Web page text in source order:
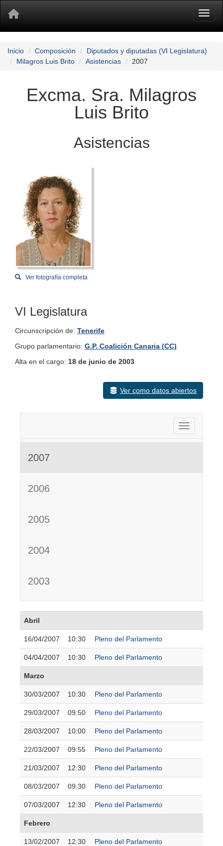
Inicio Composición
Diputados y diputadas (VI Legislatura)
Milagros Luis Brito
Asistencias 2007
Excma. Sra. Milagros
Luis Brito
Asistencias
Ver fotografía completa
VI Legislatura
Circunscripción de: Tenerife
Grupo parlamentario: G.P. Coalición Canaria (CC)
Alta en el cargo: 18 de junio de 2003
Ver como datos abiertos
Activar
2007
2006
2005
2004
2003
Abril
16/04/2007 10:30 Pleno del Parlamento
04/04/2007 10:30 Pleno del Parlamento
Marzo
30/03/2007 10:30 Pleno del Parlamento
29/03/2007 09:50 Pleno del Parlamento
28/03/2007 10:00 Pleno del Parlamento
22/03/2007 09:55 Pleno del Parlamento
21/03/2007 12:30 Pleno del Parlamento
08/03/2007 09:30 Pleno del Parlamento
07/03/2007 12:30 Pleno del Parlamento
Febrero
13/02/2007 12:30 Pleno del Parlamento